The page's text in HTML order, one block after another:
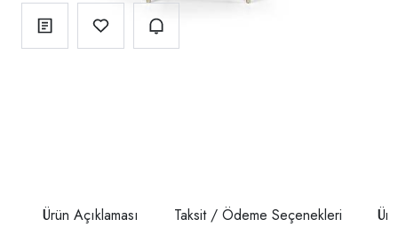
Ürün Açıklaması Taksit / Ödeme Seçenekleri